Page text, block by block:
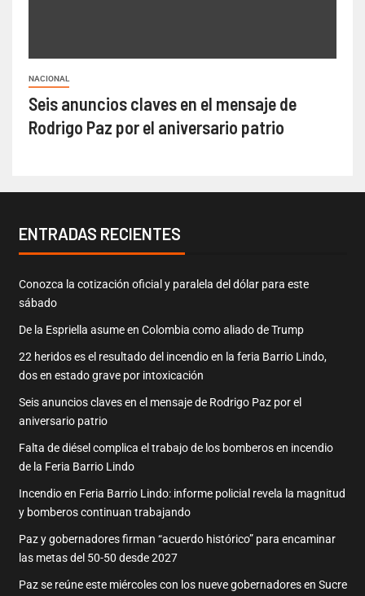
NACIONAL
Seis anuncios claves en el mensaje de
Rodrigo Paz por el aniversario patrio
ENTRADAS RECIENTES
Conozca la cotización oficial y paralela del dólar para este
sábado
De la Espriella asume en Colombia como aliado de Trump
22 heridos es el resultado del incendio en la feria Barrio Lindo,
dos en estado grave por intoxicación
Seis anuncios claves en el mensaje de Rodrigo Paz por el
aniversario patrio
Falta de diésel complica el trabajo de los bomberos en incendio
de la Feria Barrio Lindo
Incendio en Feria Barrio Lindo: informe policial revela la magnitud
y bomberos continuan trabajando
Paz y gobernadores firman “acuerdo histórico” para encaminar
las metas del 50-50 desde 2027
Paz se reúne este miércoles con los nueve gobernadores en Sucre